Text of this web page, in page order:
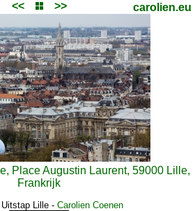
<< >> carolien.eu
Place Augustin Laurent, 59000 Lille,
Frankrijk
Lille - Carolien Coenen